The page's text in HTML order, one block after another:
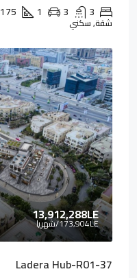
3
3
1
175
شقة, سكني
13,912,288LE
173,904LE/شهريا
Ladera Hub-R01-37